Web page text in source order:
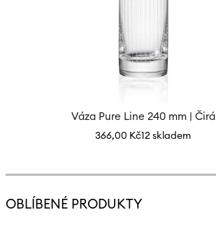
Váza Pure Line 240 mm | Čirá
366,00 Kč12 skladem
OBLÍBENÉ PRODUKTY